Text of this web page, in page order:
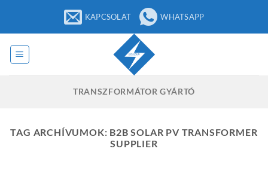
tartalomra
KAPCSOLAT WHATSAPP
TRANSZFORMÁTOR GYÁRTÓ
TAG ARCHÍVUMOK: B2B SOLAR PV TRANSFORMER
SUPPLIER